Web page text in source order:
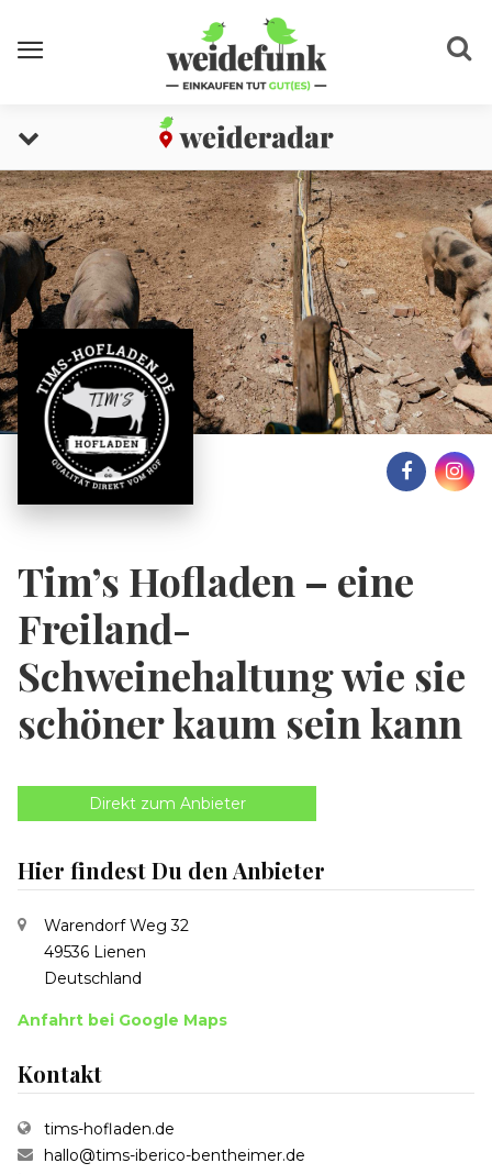
Tim’s Hofladen – eine
Freiland-
Schweinehaltung wie sie
schöner kaum sein kann
Direkt zum Anbieter
Hier findest Du den Anbieter
Warendorf Weg 32
49536 Lienen
Deutschland
Anfahrt bei Google Maps
Kontakt
tims-hofladen.de
hallo@tims-iberico-bentheimer.de